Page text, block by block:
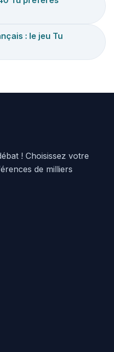
: le jeu Tu
! Choisissez votre
de milliers